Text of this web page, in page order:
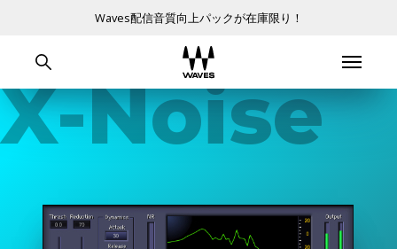
Waves配信音質向上パックが在庫限り！
X-Noise